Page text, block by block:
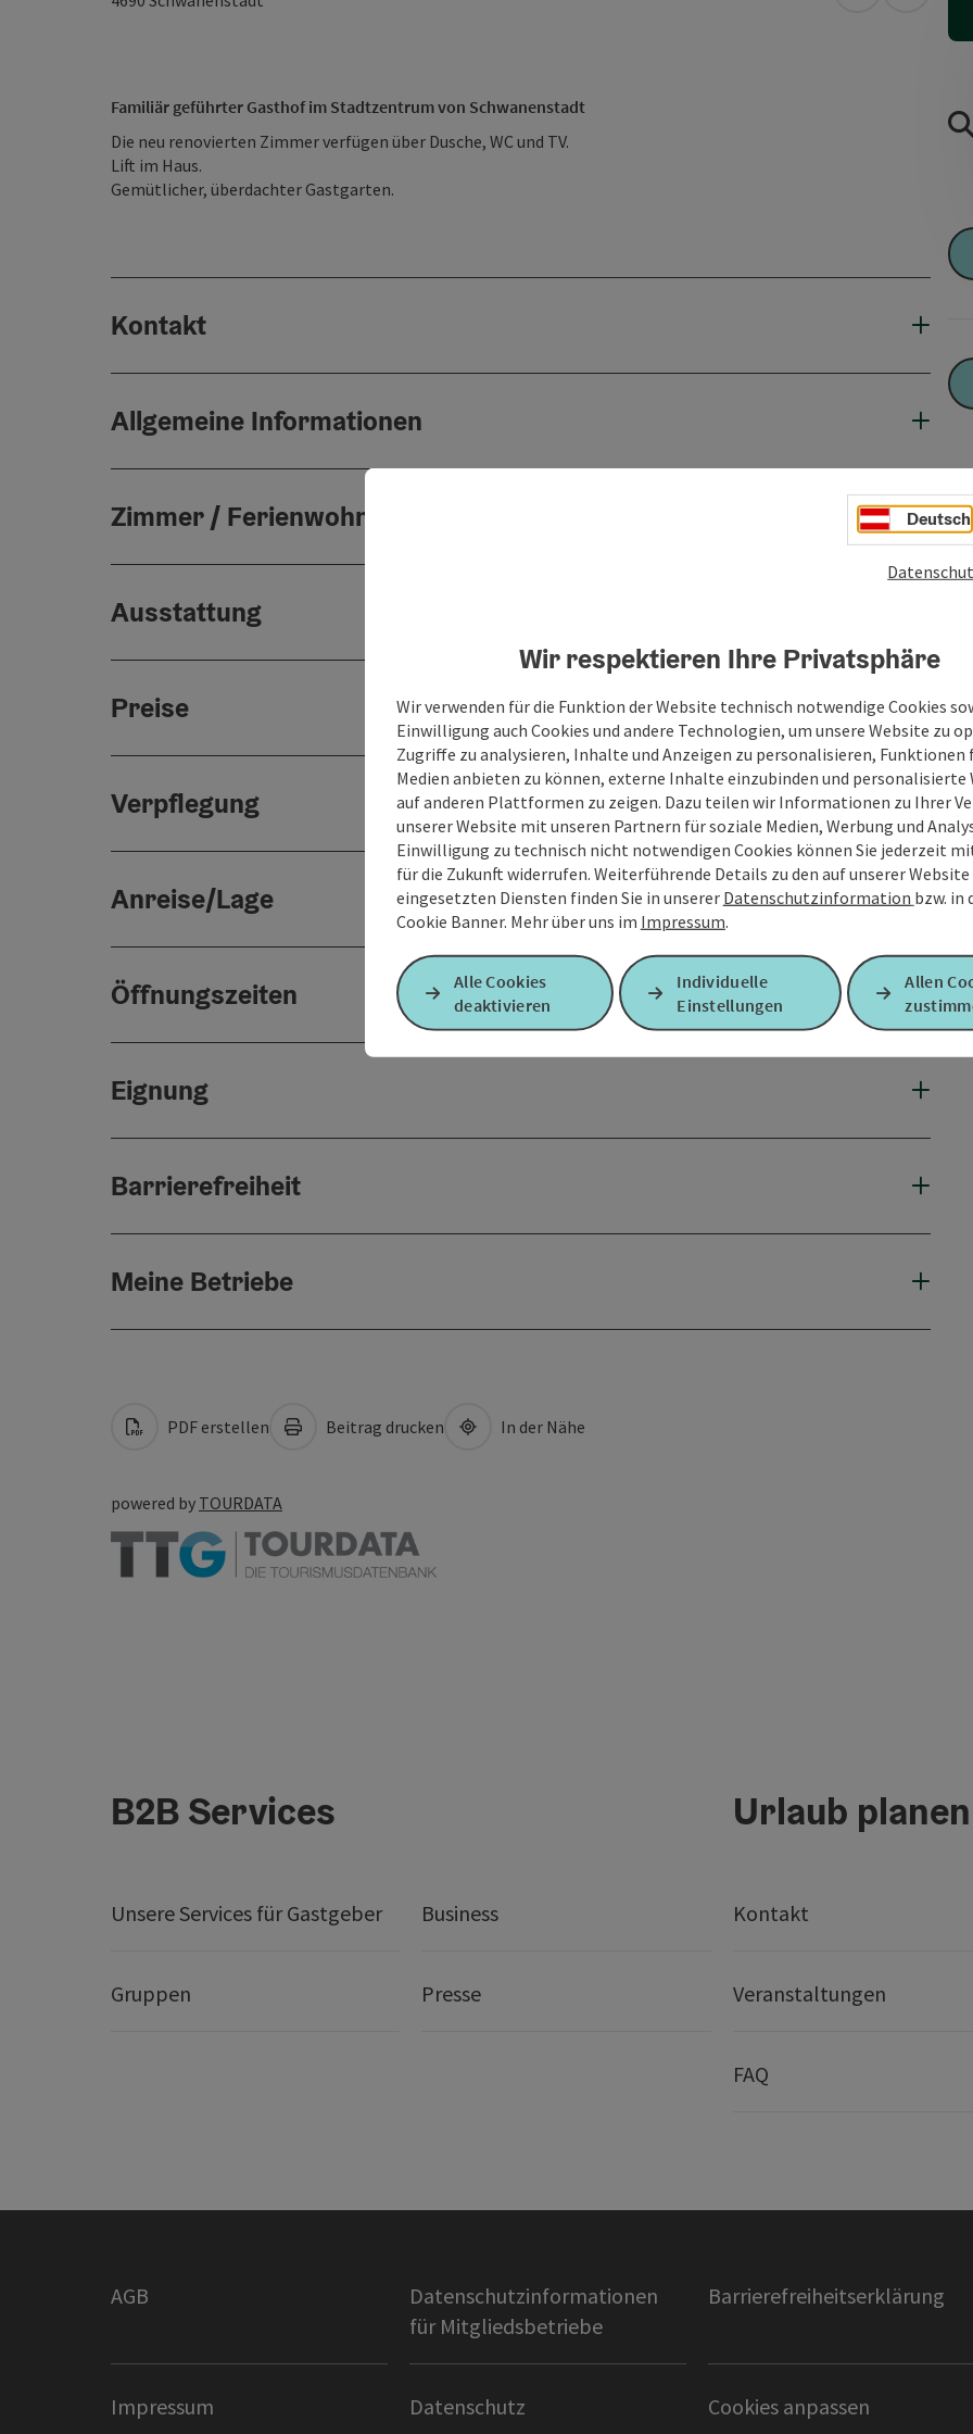
Familiär geführter Gasthof im Stadtzentrum von Schwanenstadt
Die neu renovierten Zimmer verfügen über Dusche, WC und TV.
Lift im Haus.
Gemütlicher, überdachter Gastgarten.
Kontakt
Allgemeine Informationen
Zimmer / Ferienwohnungen
Ausstattung
Preise
Verpflegung
Anreise/Lage
Öffnungszeiten
Eignung
Barrierefreiheit
Meine Betriebe
PDF erstellen Beitrag drucken In der Nähe
powered by TOURDATA
B2B Services
Unsere Services für Gastgeber Business
Gruppen Presse
Urlaub
Kontakt
Veranstaltungen
FAQ
AGB
Datenschutzinformationen
für Mitgliedsbetriebe
Barrierefreiheitserklärung
Impressum Datenschutz Cookies anpassen
Deutsch
Wir respektieren Ihre Privatsphäre
Wir verwenden für die Funktion der Website technisch notwendige Cookies
Einwilligung auch Cookies und andere Technologien, um unsere Website zu
Zugriffe zu analysieren, Inhalte und Anzeigen zu personalisieren, Funktionen
Medien anbieten zu können, externe Inhalte einzubinden und personalisierte
auf anderen Plattformen zu zeigen. Dazu teilen wir Informationen zu Ihrer
unserer Website mit unseren Partnern für soziale Medien, Werbung und
Einwilligung zu technisch nicht notwendigen Cookies können Sie jederzeit
für die Zukunft widerrufen. Weiterführende Details zu den auf unserer Website
eingesetzten Diensten finden Sie in unserer Datenschutzinformation bzw. in
Cookie Banner. Mehr über uns im Impressum.
Alle Cookies
deaktivieren
Individuelle
Einstellungen
Allen